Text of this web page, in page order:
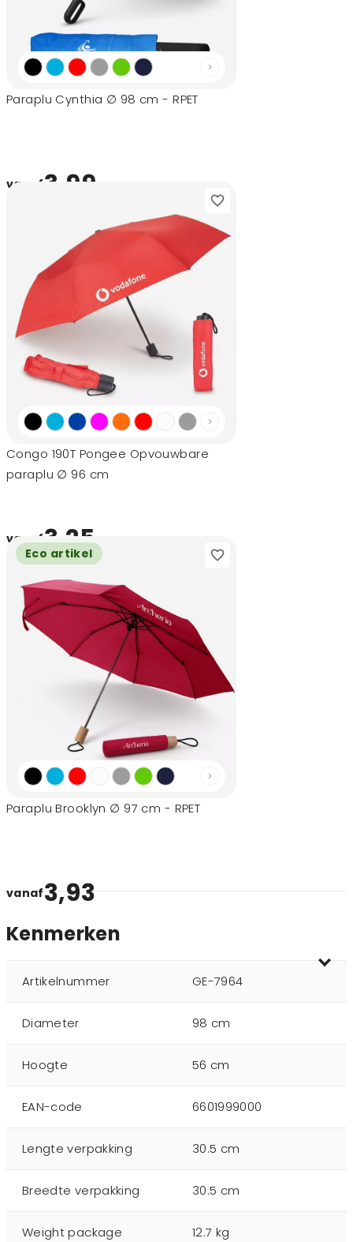
Paraplu Cynthia ∅ 98 cm - RPET
vanaf3,99
Congo 190T Pongee Opvouwbare
paraplu ∅ 96 cm
vanaf3,25
Eco artikel
Paraplu Brooklyn ∅ 97 cm - RPET
vanaf3,93
Kenmerken
Artikelnummer GE-7964
Diameter 98 cm
Hoogte 56 cm
EAN-code 6601999000
Lengte verpakking 30.5 cm
Breedte verpakking 30.5 cm
Weight package 12.7 kg